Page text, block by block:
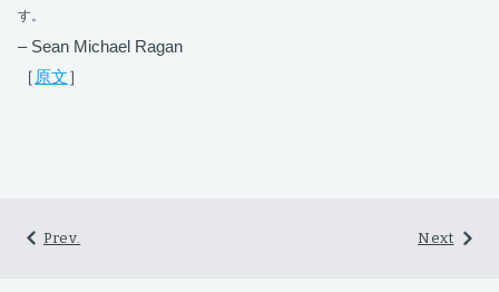
す。
– Sean Michael Ragan
［ 原文］
Next
Prev.